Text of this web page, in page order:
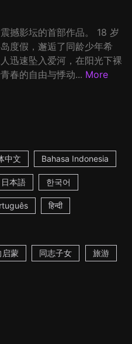
撼影坛的首部作品。 18 岁
度假，邂逅了同龄少年希
迅速坠入爱河，在阳光下裸
春的自由与悸动... More
中文 Bahasa Indonesia
日本語 한국어
हिन्दी
启蒙 同志子女 旅游